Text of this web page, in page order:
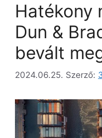
Hatékony
Dun &
bevált
2024.06.25. Szerző: